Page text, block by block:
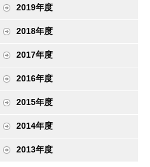
2019年度
2018年度
2017年度
2016年度
2015年度
2014年度
2013年度